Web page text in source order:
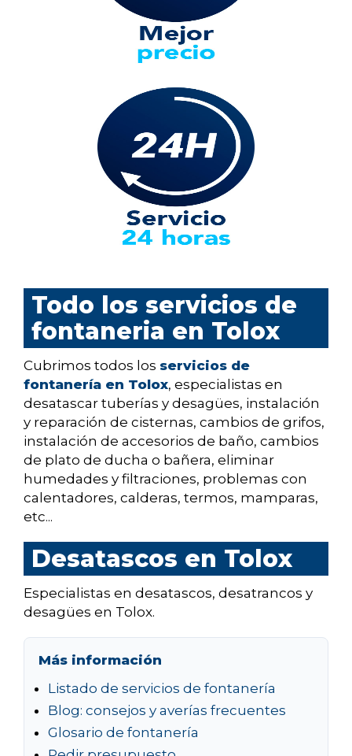
Todo los servicios de
fontaneria en Tolox
Cubrimos todos los servicios de
fontanería en Tolox, especialistas en
desatascar tuberías y desagües, instalación
y reparación de cisternas, cambios de grifos,
instalación de accesorios de baño, cambios
de plato de ducha o bañera, eliminar
humedades y filtraciones, problemas con
calentadores, calderas, termos, mamparas,
etc...
Desatascos en Tolox
Especialistas en desatascos, desatrancos y
desagües en Tolox.
Más información
Listado de servicios de fontanería
Blog: consejos y averías frecuentes
Glosario de fontanería